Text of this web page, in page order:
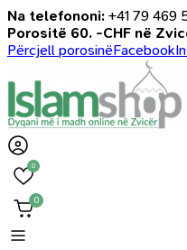
Na telefononi: +41 79 469
Porositë 60. -CHF në
Përcjell porosinëFacebook
0
0